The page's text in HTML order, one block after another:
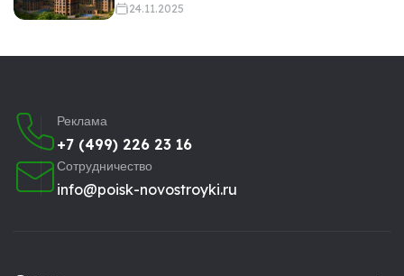
24.11.2025
Реклама
+7 (499) 226 23 16
Сотрудничество
info@poisk-novostroyki.ru